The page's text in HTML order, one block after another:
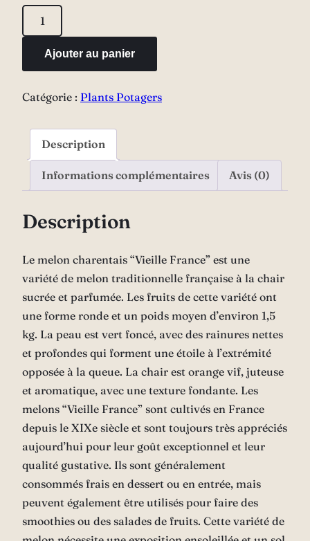
quantité
de
Melon
"Vieille
Ajouter au panier
Catégorie : Plants Potagers
Description
Informations complémentaires Avis (0)
Description
Le melon charentais “Vieille France” est une
variété de melon traditionnelle française à la chair
sucrée et parfumée. Les fruits de cette variété ont
une forme ronde et un poids moyen d’environ 1,5
kg. La peau est vert foncé, avec des rainures nettes
et profondes qui forment une étoile à l’extrémité
opposée à la queue. La chair est orange vif, juteuse
et aromatique, avec une texture fondante. Les
melons “Vieille France” sont cultivés en France
depuis le XIXe siècle et sont toujours très appréciés
aujourd’hui pour leur goût exceptionnel et leur
qualité gustative. Ils sont généralement
consommés frais en dessert ou en entrée, mais
peuvent également être utilisés pour faire des
smoothies ou des salades de fruits. Cette variété de